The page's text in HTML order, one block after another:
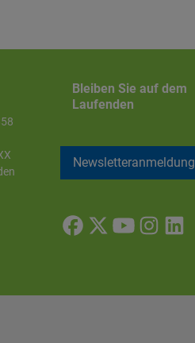
Bleiben Sie auf dem
Laufenden
Newsletteranmeldung